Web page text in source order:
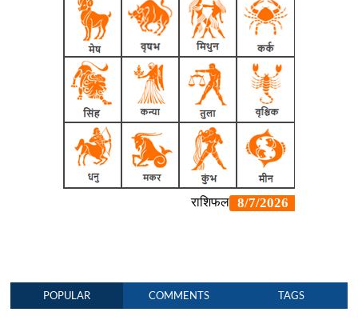
POPULAR COMMENTS TAGS